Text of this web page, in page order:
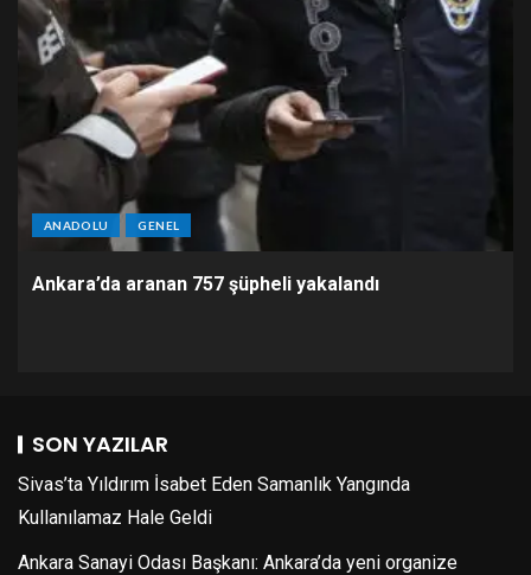
ANADOLU GENEL
Ankara’da aranan 757 şüpheli yakalandı
SON YAZILAR
Sivas’ta Yıldırım İsabet Eden Samanlık Yangında
Kullanılamaz Hale Geldi
Ankara Sanayi Odası Başkanı: Ankara’da yeni organize